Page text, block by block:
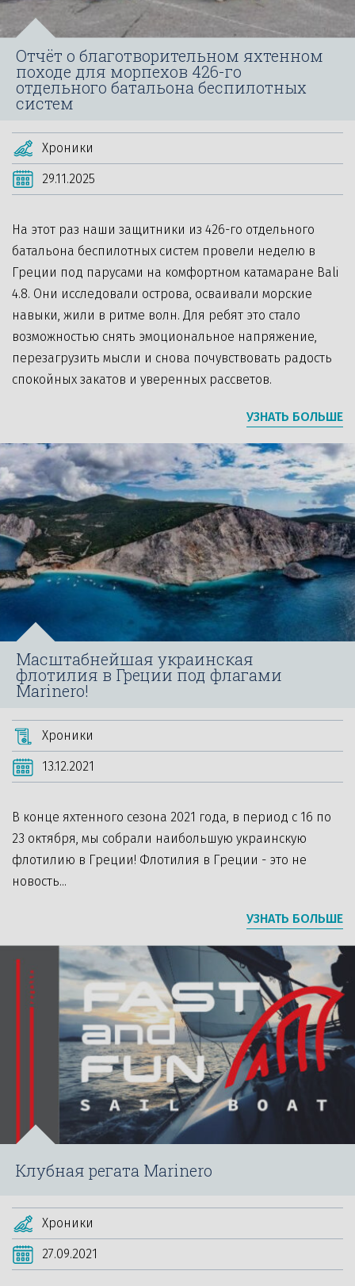
Отчёт о благотворительном яхтенном
походе для морпехов 426-го
отдельного батальона беспилотных
систем
Хроники
29.11.2025
На этот раз наши защитники из 426-го отдельного
батальона беспилотных систем провели неделю в
Греции под парусами на комфортном катамаране Bali
4.8. Они исследовали острова, осваивали морские
навыки, жили в ритме волн. Для ребят это стало
возможностью снять эмоциональное напряжение,
перезагрузить мысли и снова почувствовать радость
спокойных закатов и уверенных рассветов.
УЗНАТЬ БОЛЬШЕ
Масштабнейшая украинская
флотилия в Греции под флагами
Marinero!
Хроники
13.12.2021
В конце яхтенного сезона 2021 года, в период с 16 по
23 октября, мы собрали наибольшую украинскую
флотилию в Греции! Флотилия в Греции - это не
новость...
УЗНАТЬ БОЛЬШЕ
Клубная регата Marinero
Хроники
27.09.2021